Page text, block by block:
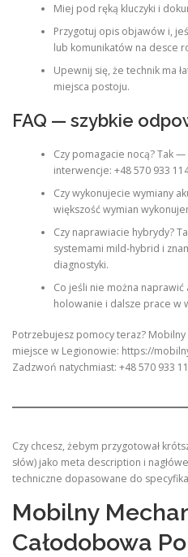
Miej pod ręką kluczyki i
Przygotuj opis objawów i,
lub komunikatów na desce
Upewnij się, że technik ma
miejsca postoju.
FAQ — szybkie
Czy pomagacie nocą? Tak
interwencje: +48 570 933
Czy wykonujecie wymiany
większość wymian
Czy naprawiacie hybrydy?
systemami mild-hybrid i
diagnostyki.
Co jeśli nie można
holowanie i dalsze prace w
Potrzebujesz pomocy teraz?
miejsce w Legionowie: https://
Zadzwoń natychmiast: +48 570 933
Czy chcesz, żebym przygotował
słów) jako meta description i
techniczne dopasowane do
Mobilny
Całodobowa